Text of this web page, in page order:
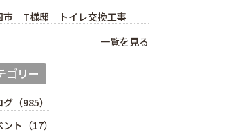
市 T様邸 トイレ交換工事
一覧を見る
ゴリー
（985）
ト（17）